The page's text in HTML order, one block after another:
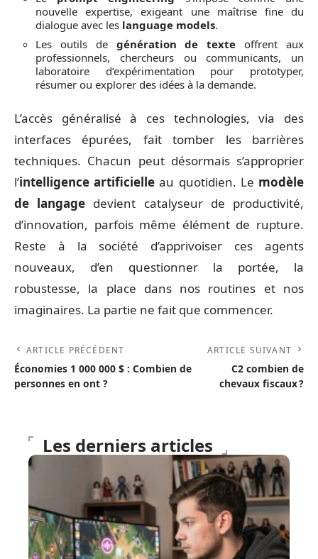
nouvelle expertise, exigeant une maîtrise fine du
dialogue avec les language models.
Les outils de génération de texte offrent aux
professionnels, chercheurs ou communicants, un
laboratoire d’expérimentation pour prototyper,
résumer ou explorer des idées à la demande.
L’accès généralisé à ces technologies, via des
interfaces épurées, fait tomber les barrières
techniques. Chacun peut désormais s’approprier
l’intelligence artificielle au quotidien. Le modèle
de langage devient catalyseur de productivité,
d’innovation, parfois même élément de rupture.
Reste à la société d’apprivoiser ces agents
nouveaux, d’en questionner la portée, la
robustesse, la place dans nos routines et nos
imaginaires. La partie ne fait que commencer.
ARTICLE PRÉCÉDENT
Économies 1 000 000 $ : Combien de
personnes en ont ?
ARTICLE SUIVANT
C2 combien de
chevaux fiscaux ?
Les derniers articles